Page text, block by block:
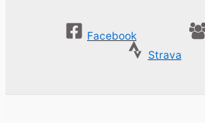
Facebook
Strava